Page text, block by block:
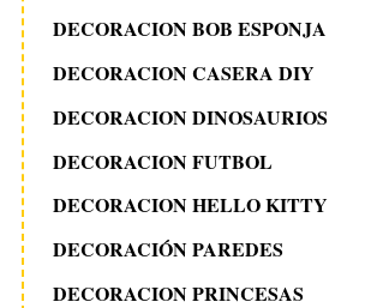
DECORACION BOB ESPONJA
DECORACION CASERA DIY
DECORACION DINOSAURIOS
DECORACION FUTBOL
DECORACION HELLO KITTY
DECORACIÓN PAREDES
DECORACION PRINCESAS